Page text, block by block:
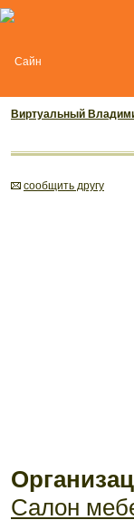
Виртуальный
cообщить другу
Cалон